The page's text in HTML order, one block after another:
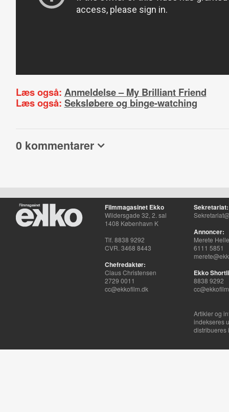
Læs også: Anmeldelse – My Brilliant Friend
Læs også: Seksløbere og binge-watching
0 kommentarer
Filmmagasinet Ekko
Wildersgade 32, 2. sal
1408 København K
Tlf. 8838 9292
CVR. 3468 8443
Chefredaktør:
Claus Christensen
2729 0011
cc@ekkofilm.dk
Sekretariat:
Annoncer:
Merete
6111 5851
Ekko
8838 9292
Artikler og
indekseres
distribueres